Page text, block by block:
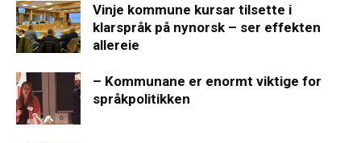
Vinje kommune kursar tilsette i
klarspråk på nynorsk – ser effekten
allereie
– Kommunane er enormt viktige for
språkpolitikken